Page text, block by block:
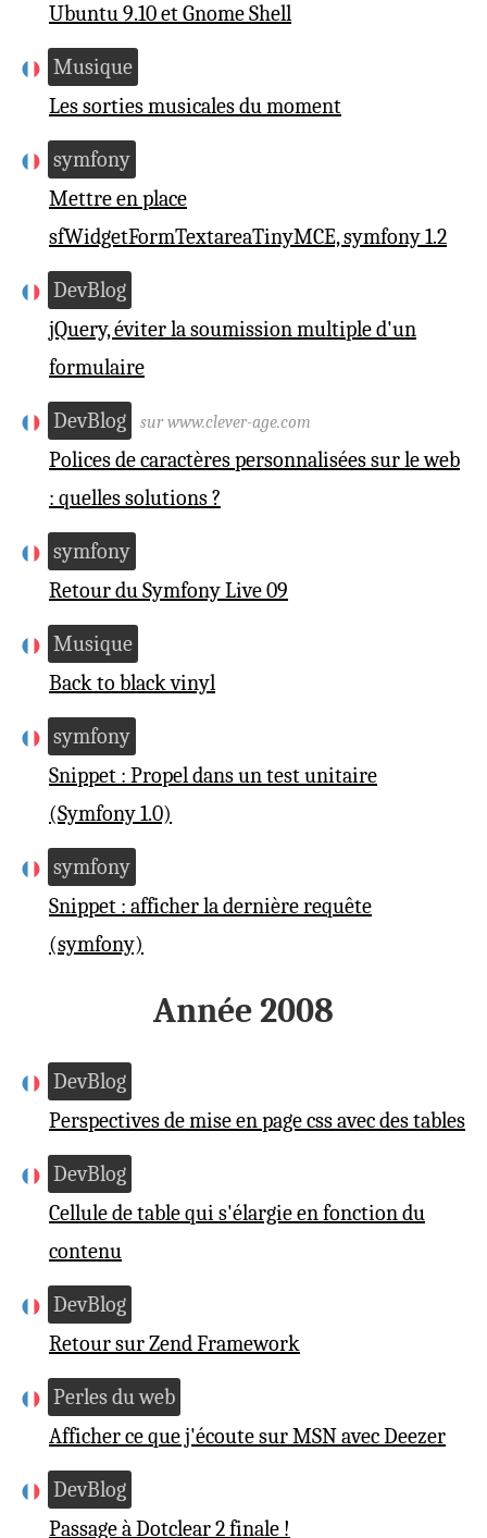
Ubuntu 9.10 et Gnome Shell
Musique
Les sorties musicales du moment
symfony
Mettre en place
sfWidgetFormTextareaTinyMCE, symfony 1.2
DevBlog
jQuery, éviter la soumission multiple d'un
formulaire
DevBlog sur www.clever-age.com
Polices de caractères personnalisées sur le web
: quelles solutions ?
symfony
Retour du Symfony Live 09
Musique
Back to black vinyl
symfony
Snippet : Propel dans un test unitaire
(Symfony 1.0)
symfony
Snippet : afficher la dernière requête
(symfony)
Année 2008
DevBlog
Perspectives de mise en page css avec des tables
DevBlog
Cellule de table qui s'élargie en fonction du
contenu
DevBlog
Retour sur Zend Framework
Perles du web
Afficher ce que j'écoute sur MSN avec Deezer
DevBlog
Passage à Dotclear 2 finale !